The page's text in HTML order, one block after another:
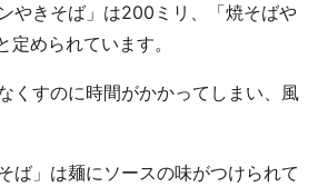
やきそば」は200ミリ、「焼そばや
められています。
くすのに時間がかかってしまい、風
ば」は麺にソースの味がつけられて